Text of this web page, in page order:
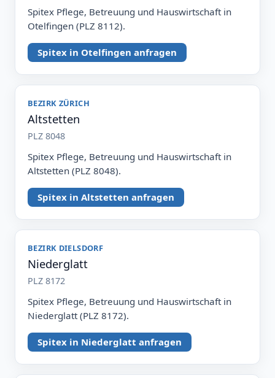
Spitex Pflege, Betreuung und Hauswirtschaft in
Otelfingen (PLZ 8112).
Spitex in Otelfingen anfragen
BEZIRK ZÜRICH
Altstetten
PLZ 8048
Spitex Pflege, Betreuung und Hauswirtschaft in
Altstetten (PLZ 8048).
Spitex in Altstetten anfragen
BEZIRK DIELSDORF
Niederglatt
PLZ 8172
Spitex Pflege, Betreuung und Hauswirtschaft in
Niederglatt (PLZ 8172).
Spitex in Niederglatt anfragen